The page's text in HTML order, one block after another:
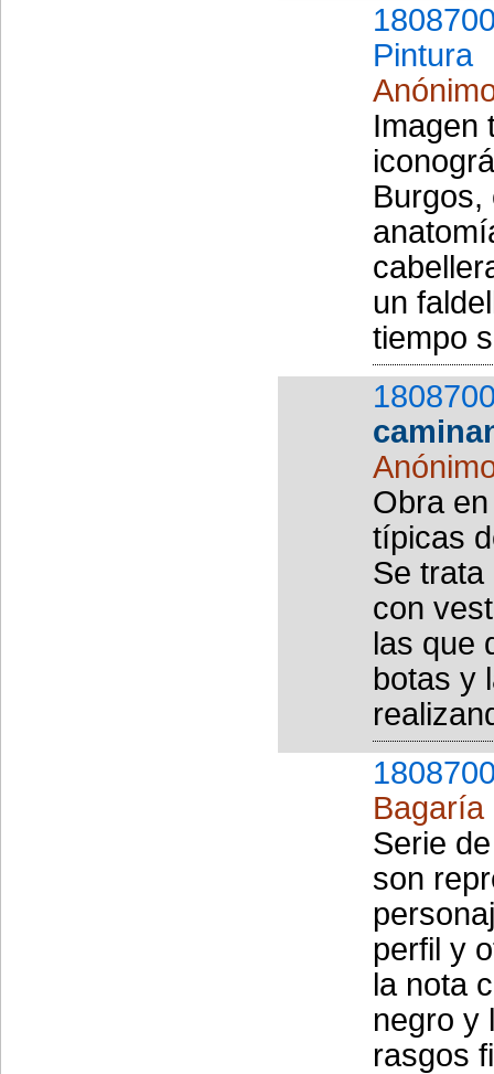
Pintura
Imagen
Burgos,
un
tiempo
Obra
típicas
Se
con
las que
botas y
Bagaría
Serie
son
perfil y
la nota
negro y
rasgos